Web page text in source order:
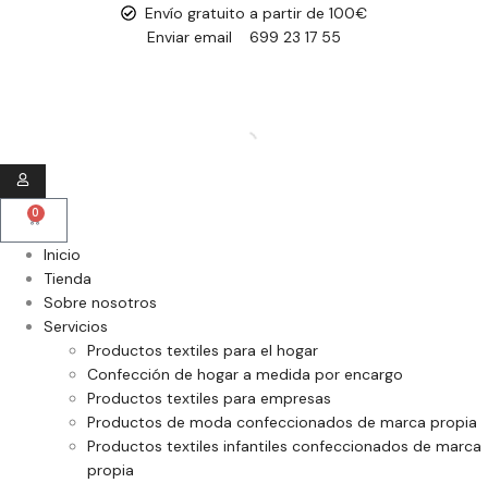
Envío gratuito a partir de 100€
Enviar email
699 23 17 55
0
Inicio
Tienda
Sobre nosotros
Servicios
Productos textiles para el hogar
Confección de hogar a medida por encargo
Productos textiles para empresas
Productos de moda confeccionados de marca propia
Productos textiles infantiles confeccionados de marca
propia